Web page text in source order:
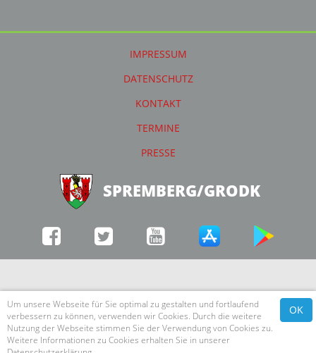
IMPRESSUM
DATENSCHUTZ
KONTAKT
TERMINE
PRESSE
SPREMBERG/GRODK
Um unsere Webseite für Sie optimal zu gestalten und fortlaufend
verbessern zu können, verwenden wir Cookies. Durch die weitere
Nutzung der Webseite stimmen Sie der Verwendung von Cookies zu.
Weitere Informationen zu Cookies erhalten Sie in unserer
OK